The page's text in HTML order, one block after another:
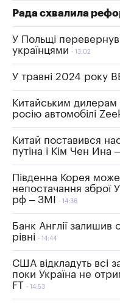
Рада схвалила
У Польщі
українцями
13:02
У травні 2024 року
Китайським
росію автомобілі
Китай поставився
путіна і Кім Чен Ина
Південна Корея
непостачання зброї
рф – ЗМІ
14:36
Банк Англії залишив
рівні
14:44
США відкладуть всі
поки Україна не
FT
14:53